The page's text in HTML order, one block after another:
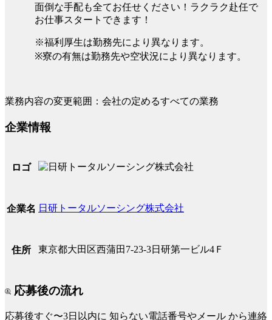
面倒な手配も全てお任せください！ラクラク赴任で
お仕事スタートできます！
※福利厚生は勤務先により異なります。
※寮の有無は勤務先や空状況により異なります。
業務内容の変更範囲：会社の定めるすべての業務
企業情報
ロゴ
企業名 日研トータルソーシング株式会社
住所 東京都大田区西蒲田7-23-3日研第一ビル4Ｆ
応募後の流れ
応募後すぐ〜3日以内に 知らない電話番号やメール から連絡